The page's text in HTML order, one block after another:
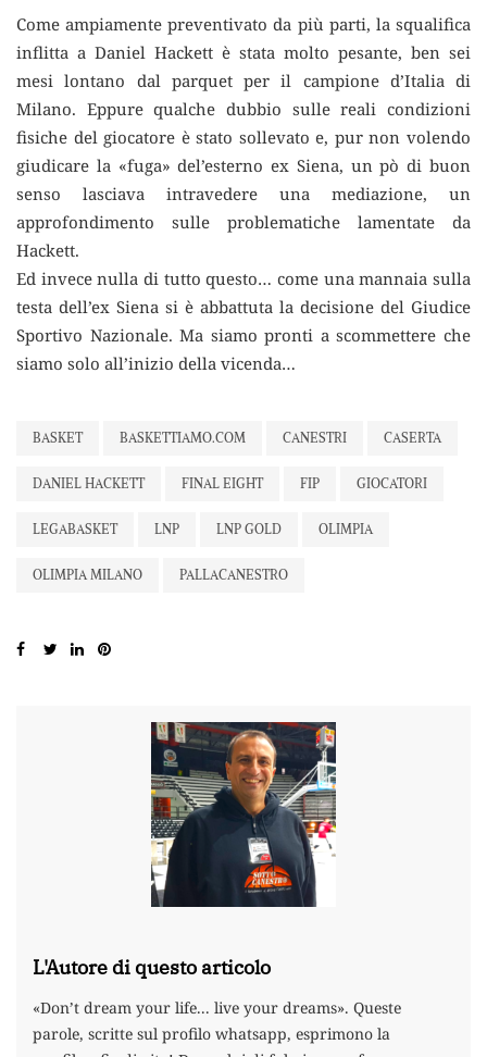
Come ampiamente preventivato da più parti, la squalifica
inflitta a Daniel Hackett è stata molto pesante, ben sei
mesi lontano dal parquet per il campione d’Italia di
Milano. Eppure qualche dubbio sulle reali condizioni
fisiche del giocatore è stato sollevato e, pur non volendo
giudicare la «fuga» del’esterno ex Siena, un pò di buon
senso lasciava intravedere una mediazione, un
approfondimento sulle problematiche lamentate da
Hackett.
Ed invece nulla di tutto questo… come una mannaia sulla
testa dell’ex Siena si è abbattuta la decisione del Giudice
Sportivo Nazionale. Ma siamo pronti a scommettere che
siamo solo all’inizio della vicenda…
BASKET BASKETTIAMO.COM CANESTRI CASERTA
DANIEL HACKETT FINAL EIGHT FIP GIOCATORI
LEGABASKET LNP LNP GOLD OLIMPIA
OLIMPIA MILANO PALLACANESTRO
L'Autore di questo articolo
«Don’t dream your life... live your dreams». Queste
parole, scritte sul profilo whatsapp, esprimono la